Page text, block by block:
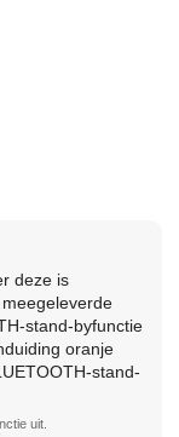
deze is
stand-byfunctie
oranje
stand-
uit.